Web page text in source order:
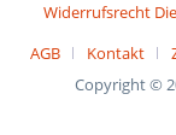
Widerrufsrecht
AGB
Kontakt
Copyright ©